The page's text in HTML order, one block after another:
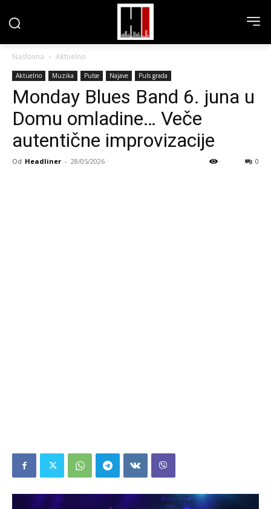
Naslovna Aktuelno
Aktuelno Muzika Pulse Najave Puls grada
Monday Blues Band 6. juna u
Domu omladine… Veče
autentične improvizacije
Od Headliner - 28/05/2026 0